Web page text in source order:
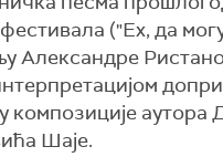
("Ех, да
Александре
композиције аутора
Шаје.